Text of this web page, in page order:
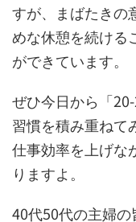
すが、まばたきの
めな休憩を続ける
ができています。
ぜひ今日から「
習慣を積み重ねて
仕事効率を上げな
りますよ。
40代50代の主婦